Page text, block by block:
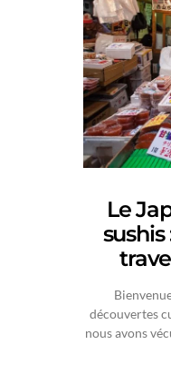
Le
découvertes
nous avons